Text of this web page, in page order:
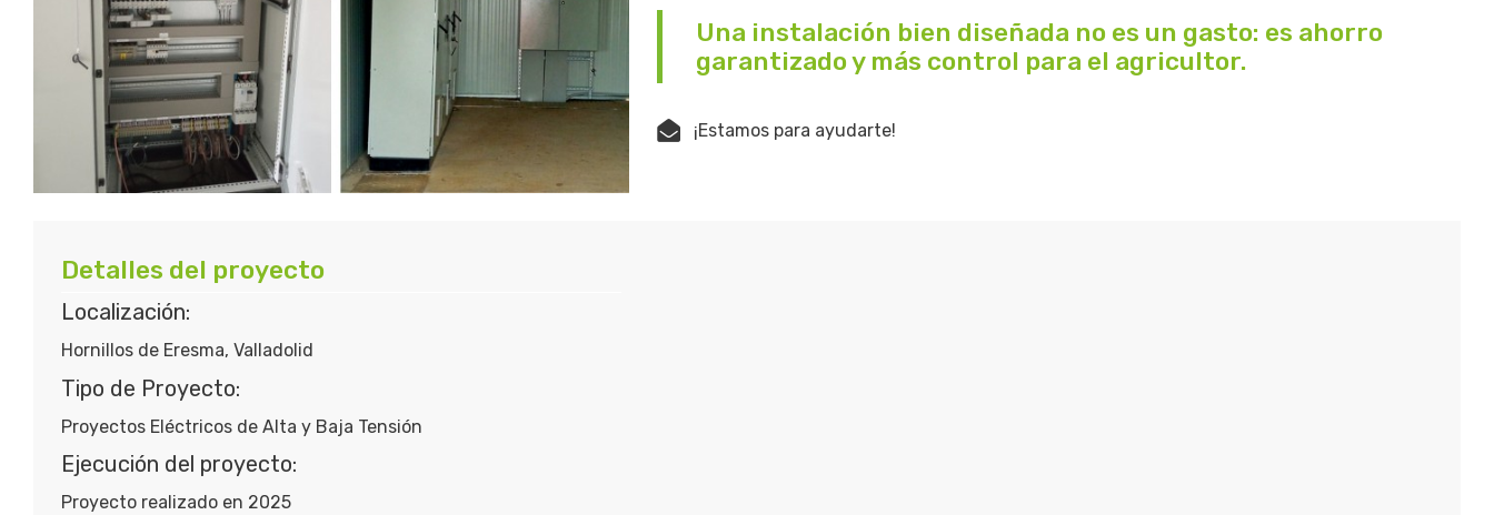
Una instalación bien diseñada no es un gasto: es ahorro
garantizado y más control para el agricultor.
¡Estamos para ayudarte!
Detalles del proyecto
Localización:
Hornillos de Eresma, Valladolid
Tipo de Proyecto:
Proyectos Eléctricos de Alta y Baja Tensión
Ejecución del proyecto:
Proyecto realizado en 2025